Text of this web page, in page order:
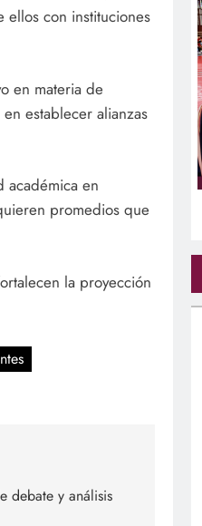
ellos con instituciones
en materia de
establecer alianzas
académica en
promedios que
la proyección
debate y análisis